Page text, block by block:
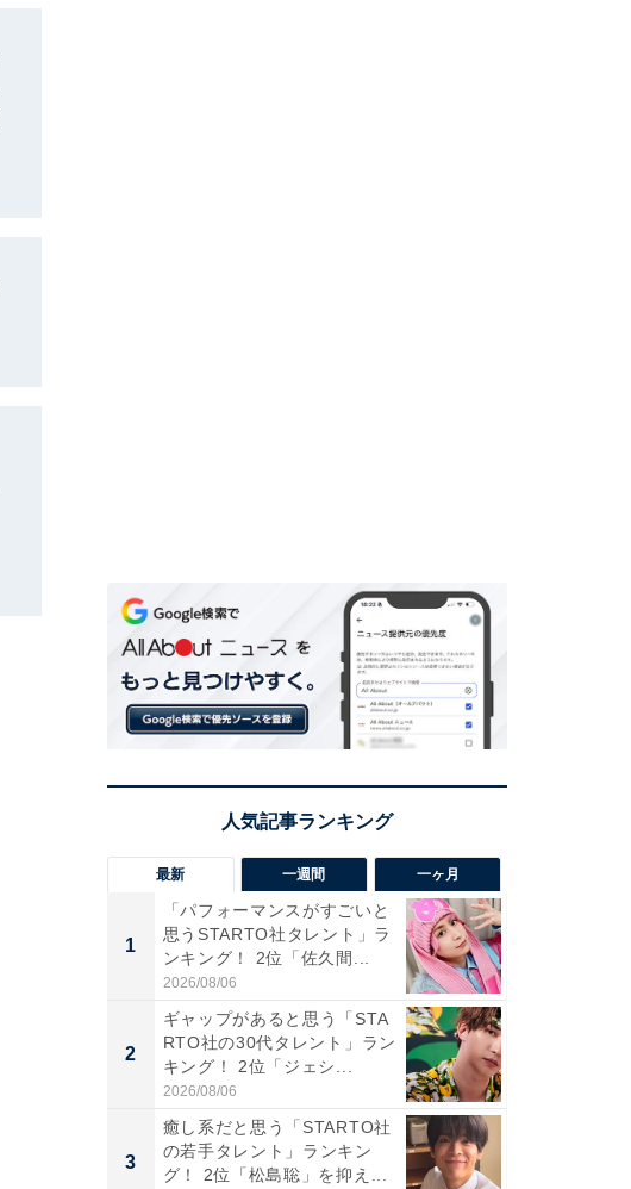
最新 一週間 一ヶ月
1
「パフォーマンスがすごいと
思うSTARTO社タレント」ラ
ンキング！ 2位「佐久間...
2026/08/06
2
ギャップがあると思う「STA
RTO社の30代タレント」ラン
キング！ 2位「ジェシ...
2026/08/06
3
癒し系だと思う「STARTO社
の若手タレント」ランキン
グ！ 2位「松島聡」を抑え...